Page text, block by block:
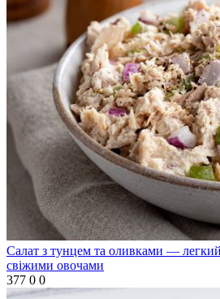
Салат з тунцем та оливками — легкий
свіжими овочами
377 0 0